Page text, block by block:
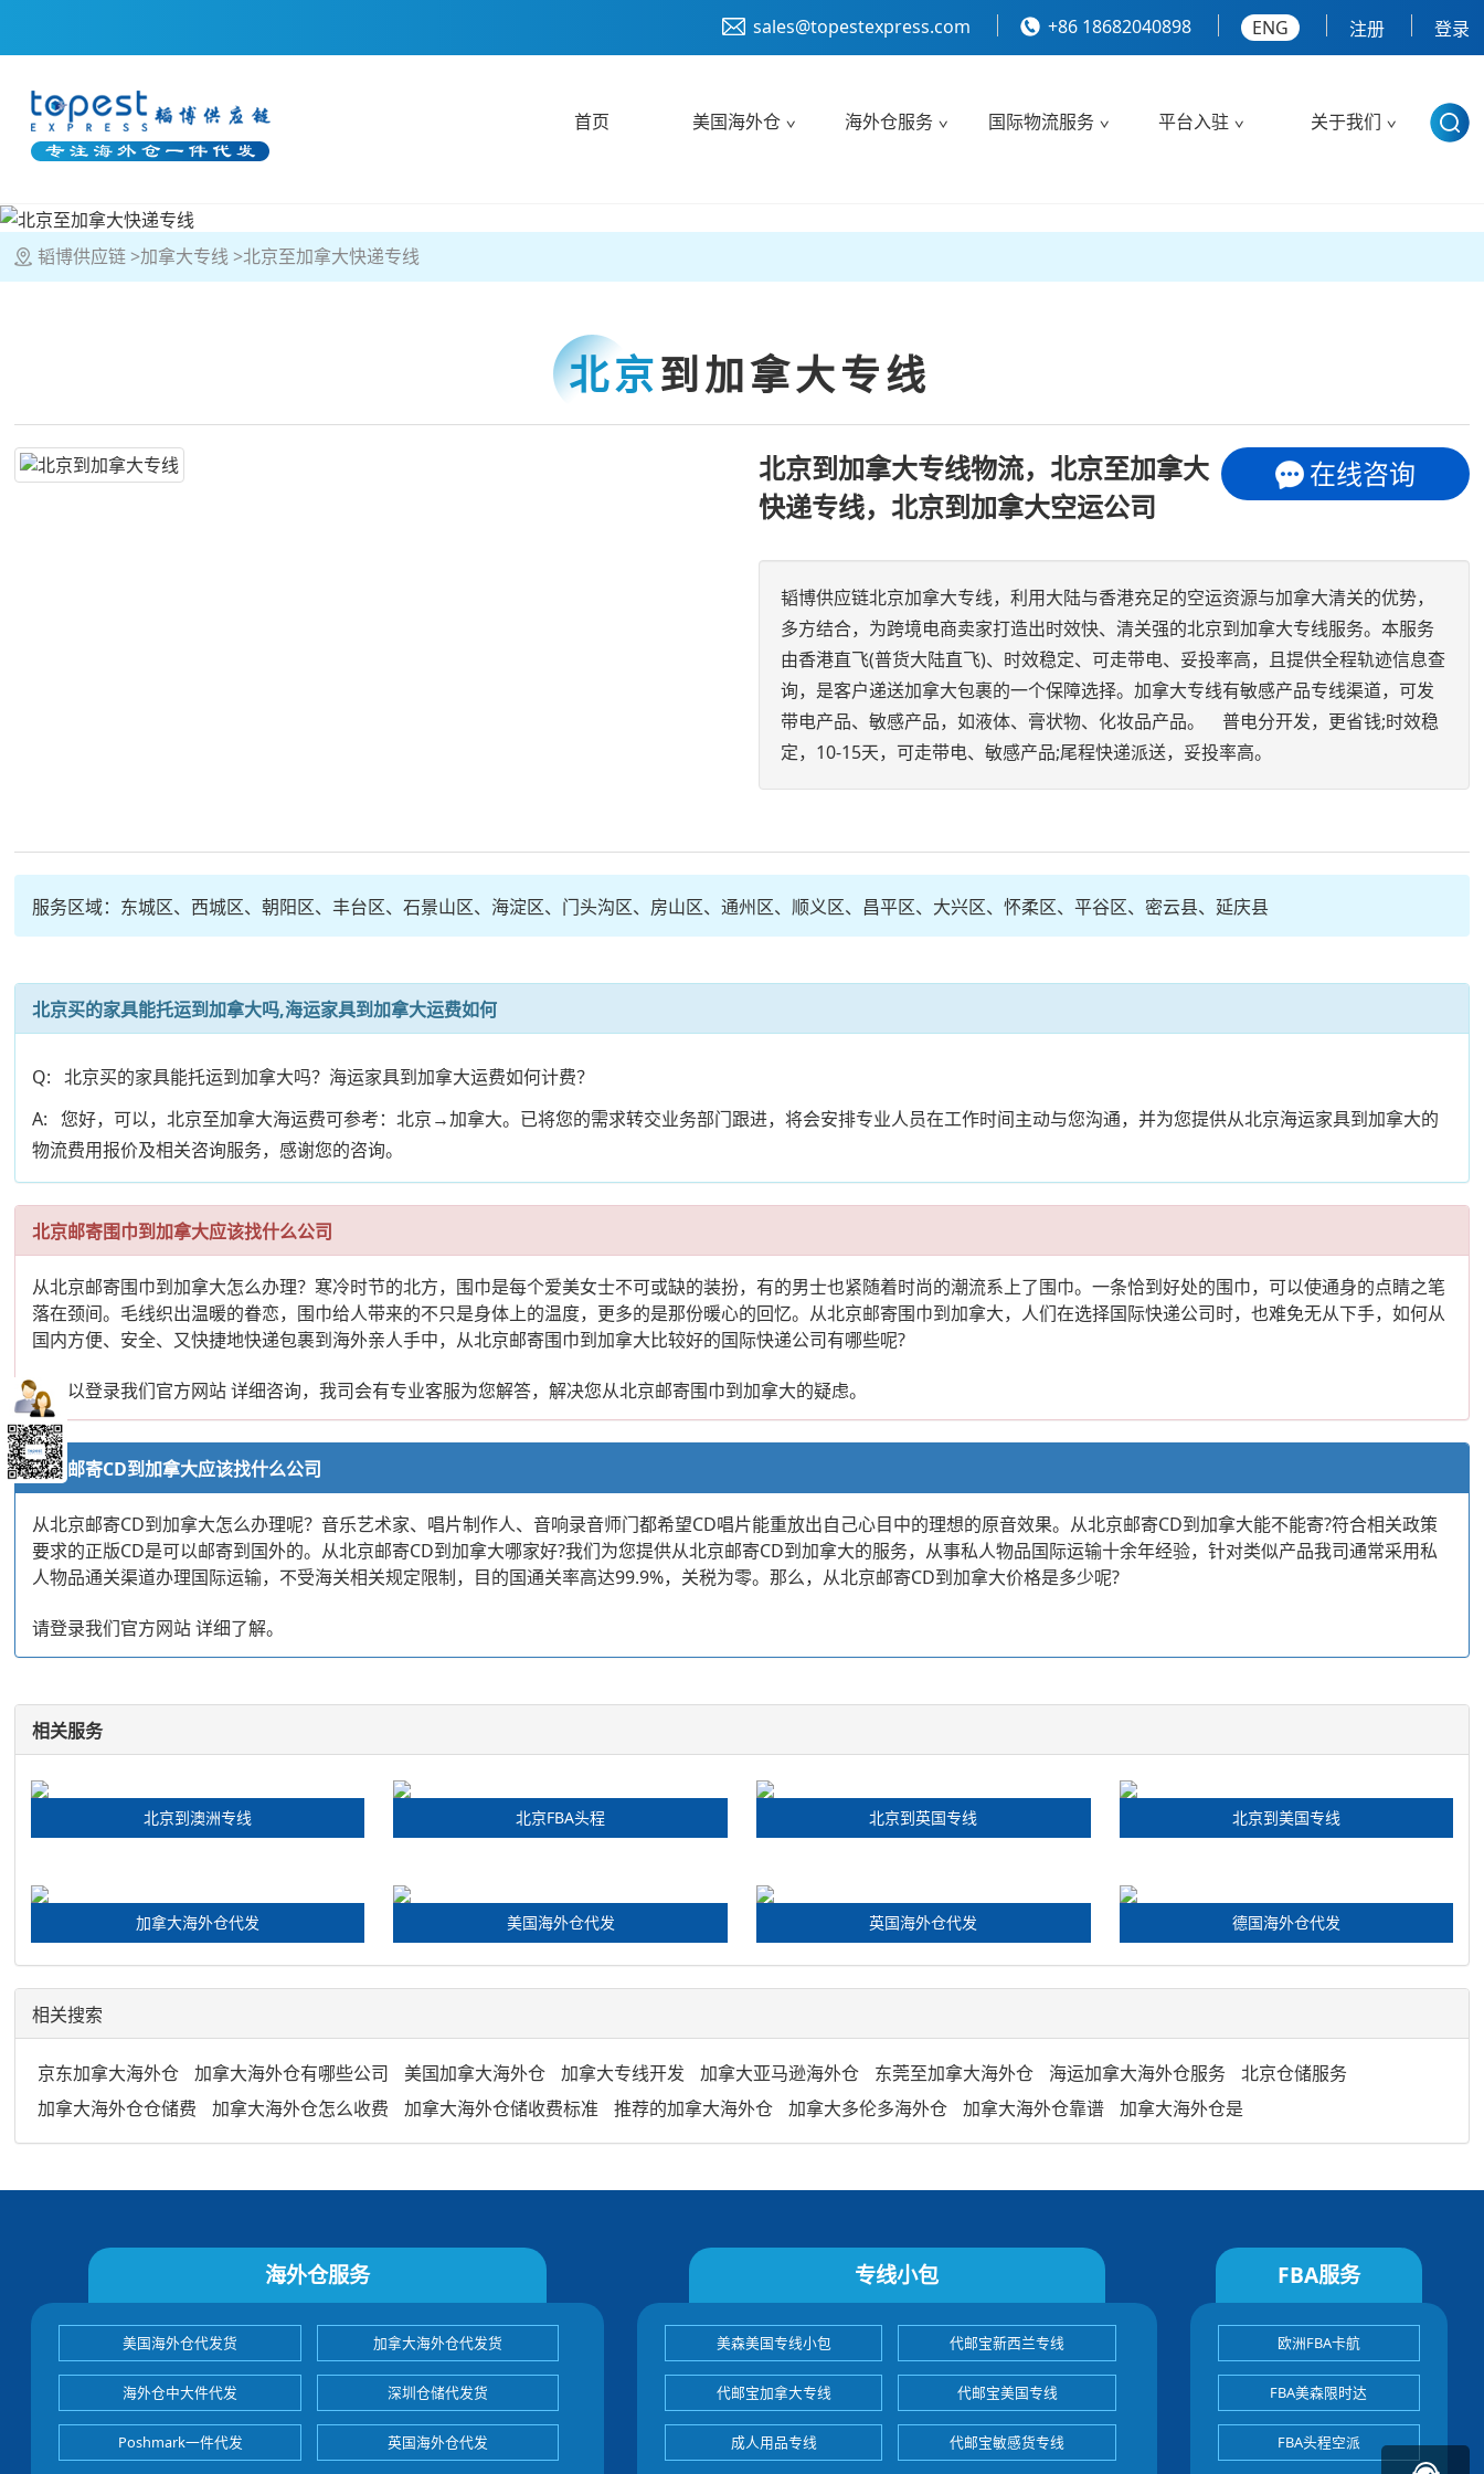
sales@topestexpress.com +86 18682040898 ENG 注册 登录
首页 美国海外仓 海外仓服务 国际物流服务 平台入驻 关于我们
韬博供应链 加拿大专线 北京至加拿大快递专线
北京到加拿大专线
在线咨询
北京到加拿大专线物流，北京至加拿大
快递专线，北京到加拿大空运公司
韬博供应链北京加拿大专线，利用大陆与香港充足的空运资源与加拿大清关的优势，
多方结合，为跨境电商卖家打造出时效快、清关强的北京到加拿大专线服务。本服务
由香港直飞(普货大陆直飞)、时效稳定、可走带电、妥投率高，且提供全程轨迹信息查
询，是客户递送加拿大包裹的一个保障选择。加拿大专线有敏感产品专线渠道，可发
带电产品、敏感产品，如液体、膏状物、化妆品产品。 普电分开发，更省钱;时效稳
定，10-15天，可走带电、敏感产品;尾程快递派送，妥投率高。
服务区域：东城区、西城区、朝阳区、丰台区、石景山区、海淀区、门头沟区、房山区、通州区、顺义区、昌平区、大兴区、怀柔区、平谷区、密云县、延庆县
北京买的家具能托运到加拿大吗,海运家具到加拿大运费如何
Q: 北京买的家具能托运到加拿大吗？海运家具到加拿大运费如何计费？
A: 您好，可以，北京至加拿大海运费可参考：北京→加拿大。已将您的需求转交业务部门跟进，将会安排专业人员在工作时间主动与您沟通，并为您提供从北京海运家具到加拿大的
物流费用报价及相关咨询服务，感谢您的咨询。
北京邮寄围巾到加拿大应该找什么公司
从北京邮寄围巾到加拿大怎么办理？寒冷时节的北方，围巾是每个爱美女士不可或缺的装扮，有的男士也紧随着时尚的潮流系上了围巾。一条恰到好处的围巾，可以使通身的点睛之笔
落在颈间。毛线织出温暖的眷恋，围巾给人带来的不只是身体上的温度，更多的是那份暖心的回忆。从北京邮寄围巾到加拿大，人们在选择国际快递公司时，也难免无从下手，如何从
国内方便、安全、又快捷地快递包裹到海外亲人手中，从北京邮寄围巾到加拿大比较好的国际快递公司有哪些呢?
您可以登录我们官方网站 详细咨询，我司会有专业客服为您解答，解决您从北京邮寄围巾到加拿大的疑虑。
北京邮寄CD到加拿大应该找什么公司
从北京邮寄CD到加拿大怎么办理呢？音乐艺术家、唱片制作人、音响录音师门都希望CD唱片能重放出自己心目中的理想的原音效果。从北京邮寄CD到加拿大能不能寄?符合相关政策
要求的正版CD是可以邮寄到国外的。从北京邮寄CD到加拿大哪家好?我们为您提供从北京邮寄CD到加拿大的服务，从事私人物品国际运输十余年经验，针对类似产品我司通常采用私
人物品通关渠道办理国际运输，不受海关相关规定限制，目的国通关率高达99.9%，关税为零。那么，从北京邮寄CD到加拿大价格是多少呢?
请登录我们官方网站 详细了解。
相关服务
北京到澳洲专线 北京FBA头程 北京到英国专线 北京到美国专线
加拿大海外仓代发 美国海外仓代发 英国海外仓代发 德国海外仓代发
相关搜索
京东加拿大海外仓 加拿大海外仓有哪些公司 美国加拿大海外仓 加拿大专线开发 加拿大亚马逊海外仓 东莞至加拿大海外仓 海运加拿大海外仓服务
北京仓储服务
加拿大海外仓仓储费
加拿大海外仓怎么收费 加拿大海外仓储收费标准 推荐的加拿大海外仓 加拿大多伦多海外仓 加拿大海外仓靠谱 加拿大海外仓是
海外仓服务
美国海外仓代发货 加拿大海外仓代发货
海外仓中大件代发 深圳仓储代发货
Poshmark一件代发 英国海外仓代发
专线小包
美森美国专线小包 代邮宝新西兰专线
代邮宝加拿大专线 代邮宝美国专线
成人用品专线 代邮宝敏感货专线
FBA服务
欧洲FBA卡航
FBA美森限时达
FBA头程空派